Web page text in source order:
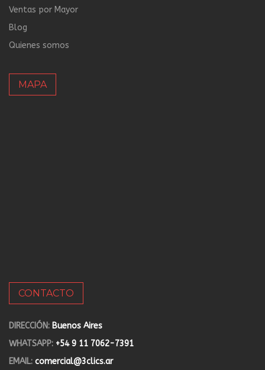
Ventas por Mayor
Blog
Quienes somos
MAPA
CONTACTO
DIRECCIÓN: Buenos Aires
WHATSAPP: +54 9 11 7062-7391
EMAIL: comercial@3clics.ar